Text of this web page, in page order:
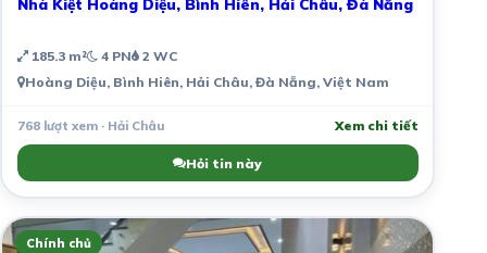
Nhà Kiệt Hoàng Diệu, Bình Hiên, Hải Châu, Đà Nẵng
185.3 m² 4 PN 2 WC
Hoàng Diệu, Bình Hiên, Hải Châu, Đà Nẵng, Việt Nam
768 lượt xem · Hải Châu Xem chi tiết
Hỏi tin này
Chính chủ